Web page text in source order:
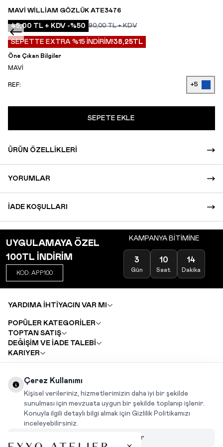
MAVI WILLIAM GÖZLÜK ATE3476
45,00 TL + KDV -%50 90,00TL + KDV
SEPETTE EXTRA %15 İNDİRİM!38,25TL
Öne Çıkan Bilgiler
MAVİ
REF: +5
SEPETE EKLE
ÜRÜN ÖZELLIKLERI
YORUMLAR
İADE KOŞULLARI
UYGULAMAYA ÖZEL
100TL İNDİRİM
KOD: APP100
KAMPANYA BİTİMİNE
3
Gün
10
Saat
14
Dakika
YARDIMA İHTİYACIN VAR MI
POPÜLER KATEGORİLER
TOPTAN SATIŞ
DEĞİŞİM VE İADE TALEBİ
KARIYER
INSTAGRAM|
Çerez Kullanımı
Kişisel verileriniz, hizmetlerimizin daha iyi bir şekilde
sunulması için mevzuata uygun bir şekilde toplanıp işlenir.
Konuyla ilgili detaylı bilgi almak için Gizlilik Politikamızı
inceleyebilirsiniz.
Çerezleri Özelleştir